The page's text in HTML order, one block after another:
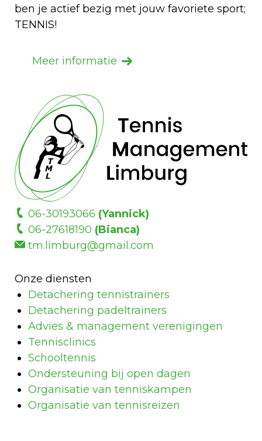
ben je actief bezig met jouw favoriete sport;
TENNIS!
Meer informatie
06-30193066 (Yannick)
06-27618190 (Bianca)
tm.limburg@gmail.com
Onze diensten
Detachering tennistrainers
Detachering padeltrainers
Advies & management verenigingen
Tennisclinics
Schooltennis
Ondersteuning bij open dagen
Organisatie van tenniskampen
Organisatie van tennisreizen